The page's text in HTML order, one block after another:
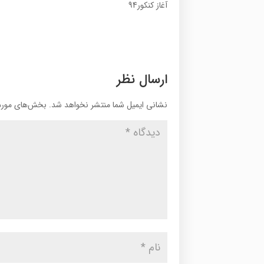
آغاز کنکور94
ارسال نظر
نشانی ایمیل شما منتشر نخواهد شد. بخش‌های